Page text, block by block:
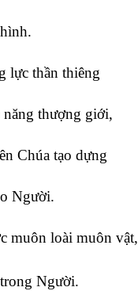
lực thần thiêng
năng thượng giới,
Chúa tạo dựng
Người.
muôn loài muôn vật,
Người.